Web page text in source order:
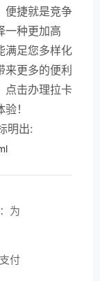
便捷就是竞争
一种更加高
满足您多样化
更多的便利
点击办理拉卡
！
明出:
为
付